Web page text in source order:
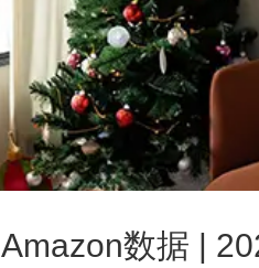
Amazon数据 |